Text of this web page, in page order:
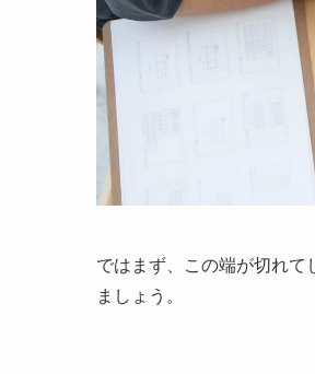
ではまず、この端が切れて
ましょう。